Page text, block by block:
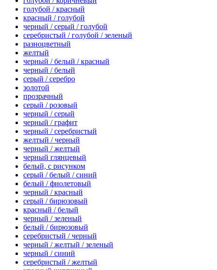
голубой / красный
красный / голубой
черный / серый / голубой
серебристый / голубой / зеленый
разноцветный
желтый
черный / белый / красный
черный / белый
серый / серебро
золотой
прозрачный
серый / розовый
черный / серый
черный / графит
черный / серебристый
желтый / черный
черный / желтый
черный глянцевый
белый, с рисунком
серый / белый / синий
белый / фиолетовый
черный / красный
серый / бирюзовый
красный / белый
черный / зеленый
белый / бирюзовый
серебристый / черный
черный / желтый / зеленый
черный / синий
серебристый / желтый